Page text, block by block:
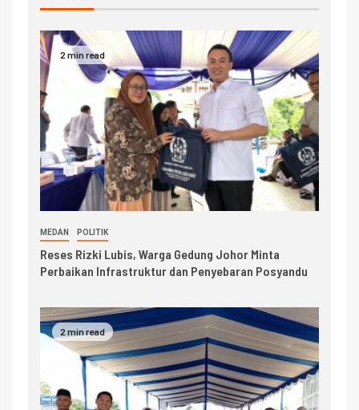
2 min read
MEDAN POLITIK
Reses Rizki Lubis, Warga Gedung Johor Minta
Perbaikan Infrastruktur dan Penyebaran Posyandu
2 min read